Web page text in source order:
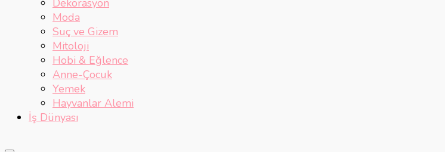
Dekorasyon
Moda
Suç ve Gizem
Mitoloji
Hobi & Eğlence
Anne-Çocuk
Yemek
Hayvanlar Alemi
İş Dünyası